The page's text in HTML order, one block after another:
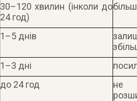
30–120 хвилин (інколи до
24 год)
1–5 днів
1–3 дні
до 24 год
не